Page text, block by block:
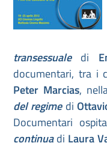
transessuale di
documentari, tra i
Peter Marcias,
del regime di
Documentari ospita
continuadi Laura